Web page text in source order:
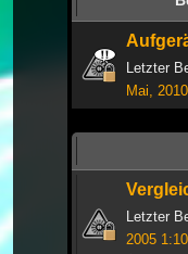
Letzter
Mai,
Letzter
2005